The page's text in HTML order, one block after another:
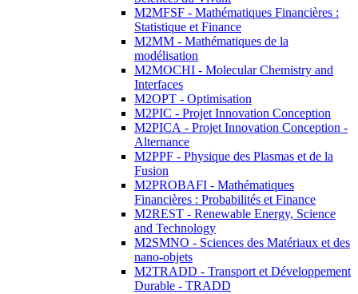
M2MFSF - Mathématiques Financières :
Statistique et Finance
M2MM - Mathématiques de la
modélisation
M2MOCHI - Molecular Chemistry and
Interfaces
M2OPT - Optimisation
M2PIC - Projet Innovation Conception
M2PICA - Projet Innovation Conception -
Alternance
M2PPF - Physique des Plasmas et de la
Fusion
M2PROBAFI - Mathématiques
Financières : Probabilités et Finance
M2REST - Renewable Energy, Science
and Technology
M2SMNO - Sciences des Matériaux et des
nano-objets
M2TRADD - Transport et Développement
Durable - TRADD